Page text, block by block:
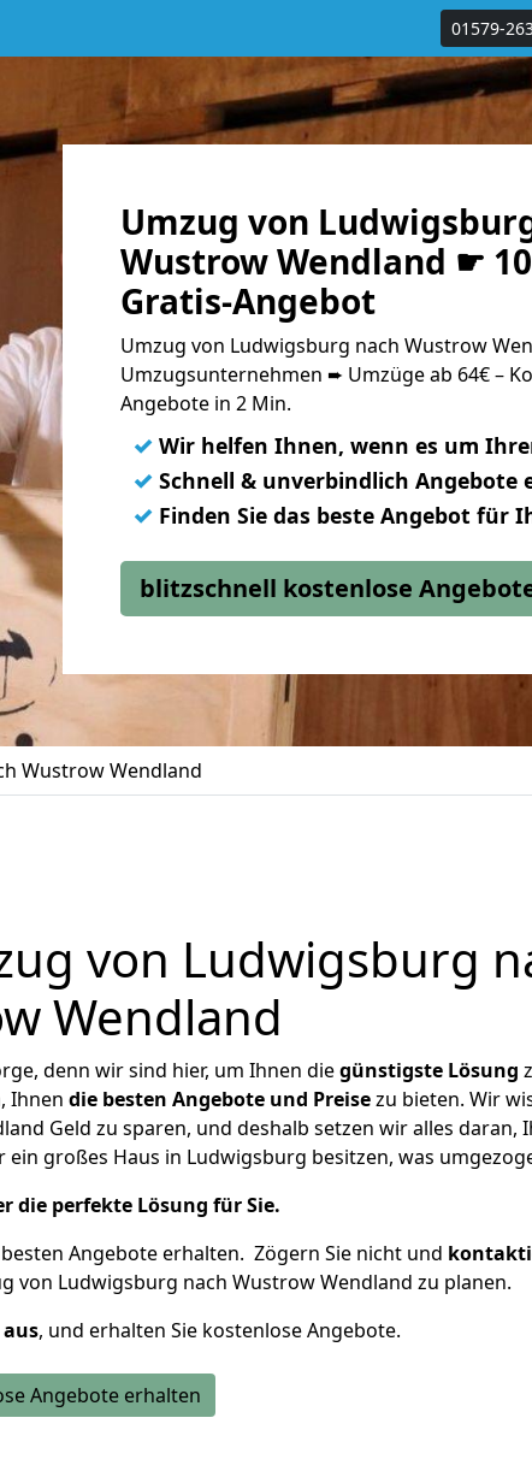
01579-
Umzug von
Wustrow Wendland ☛
Gratis-Angebot
Umzug von Ludwigsburg nach Wustrow
Umzugsunternehmen ➨ Umzüge ab 64€ –
Angebote in 2 Min.
✓ Wir helfen Ihnen, wenn es um
✓ Schnell & unverbindlich Angebote
✓ Finden Sie das beste Angebot für
blitzschnell kostenlose
Wustrow Wendland
von Ludwigsburg
Wendland
denn wir sind hier, um Ihnen diegünstigste Lösung
Ihnen die besten Angebote und Preisezu bieten. Wir
Geld zu sparen, und deshalb setzen wir alles daran,
großes Haus in Ludwigsburg besitzen, was
die perfekte Lösung für Sie.
Angebote erhalten. Zögern Sie nicht und
von Ludwigsburg nach Wustrow Wendland zu planen.
, und erhalten Sie kostenlose Angebote.
Angebote erhalten